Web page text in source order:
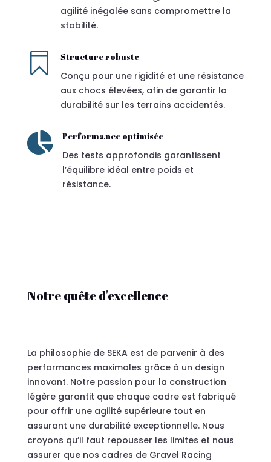
agilité inégalée sans compromettre la
stabilité.
 Structure robuste
Conçu pour une rigidité et une résistance
aux chocs élevées, afin de garantir la
durabilité sur les terrains accidentés.
 Performance optimisée
Des tests approfondis garantissent
l’équilibre idéal entre poids et
résistance.
Notre quête d'excellence
La philosophie de SEKA est de parvenir à des
performances maximales grâce à un design
innovant. Notre passion pour la construction
légère garantit que chaque cadre est fabriqué
pour offrir une agilité supérieure tout en
assurant une durabilité exceptionnelle. Nous
croyons qu’il faut repousser les limites et nous
assurer que nos cadres de Gravel Racing